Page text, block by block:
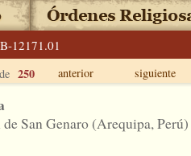
12171.01
250 anterior siguiente
San Genaro (Arequipa,